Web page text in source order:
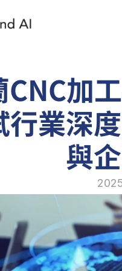
CNC加
行業深
與